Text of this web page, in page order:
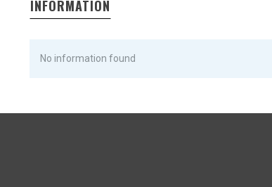
INFORMATION
No information found